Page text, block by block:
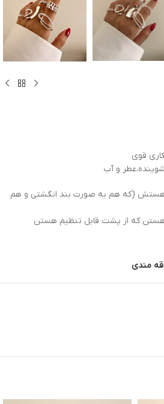
قوی
و آب
پک سایز استاندارد 6،7،8 هستش (که هم به صورت بند انگشتی و هم
هستن که از پشت قابل تنظیم هستن
مندی